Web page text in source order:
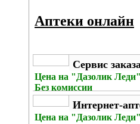
Аптеки онлайн
Сервис
Цена на "Дазолик
Без комиссии
Интернет-
Цена на "Дазолик